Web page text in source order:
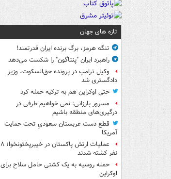
تازه های جهان
تنگه هرمز، برگ برنده ایران قدرتمند!
راهبرد ایران "پنتاگون" را شکست می‌دهد
وکیل ترامپ در پرونده حق‌السکوت، وزیر
دادگستری شد
حتی اوکراین هم به ترکیه حمله کرد
مسرور بارزانی: نمی خواهیم طرفی در
درگیری‌های منطقه باشیم
قطع دست عربستان سعودیِ تحت حمایت
آمریکا
عملیات ارتش پاکستان در خیبرپختونخوا؛ ۸
نفر کشته شدند
حمله روسیه به یک کشتی حامل سلاح برای
اوکراین